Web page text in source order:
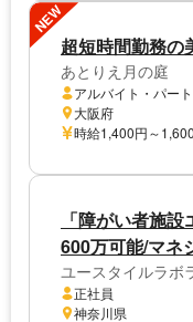
NEW
超短時間勤務の
あとりえ月の庭
アルバイト・パート
大阪府
時給1,400円～
「障がい者施
600万可能/マネ
ユースタイルラボ
正社員
神奈川県